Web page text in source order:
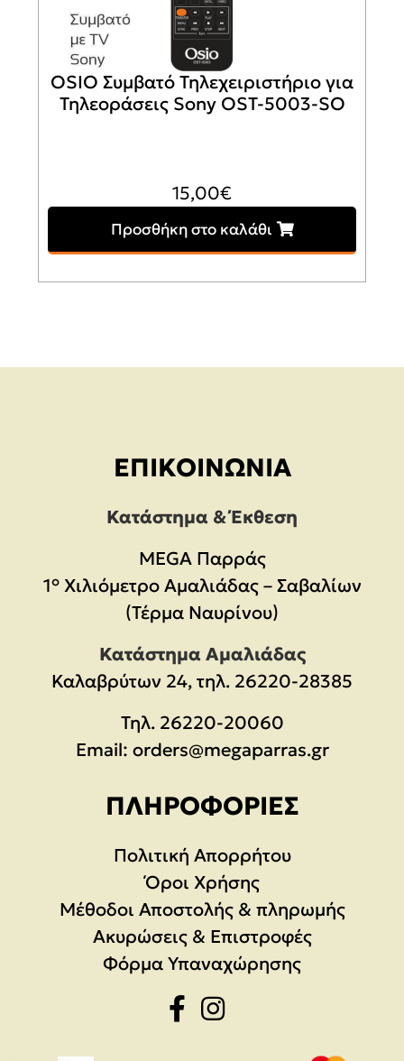
OSIO Συμβατό Τηλεχειριστήριο για
Τηλεοράσεις Sony OST-5003-SO
15,00€
Προσθήκη στο καλάθι
ΕΠΙΚΟΙΝΩΝΊΑ
Κατάστημα & Έκθεση
MEGA Παρράς
1° Χιλιόμετρο Αμαλιάδας – Σαβαλίων
(Τέρμα Ναυρίνου)
Κατάστημα Αμαλιάδας
Καλαβρύτων 24, τηλ. 26220-28385
Τηλ. 26220-20060
Email: orders@megaparras.gr
ΠΛΗΡΟΦΟΡΊΕΣ
Πολιτική Απορρήτου
Όροι Χρήσης
Μέθοδοι Αποστολής & πληρωμής
Ακυρώσεις & Επιστροφές
Φόρμα Υπαναχώρησης